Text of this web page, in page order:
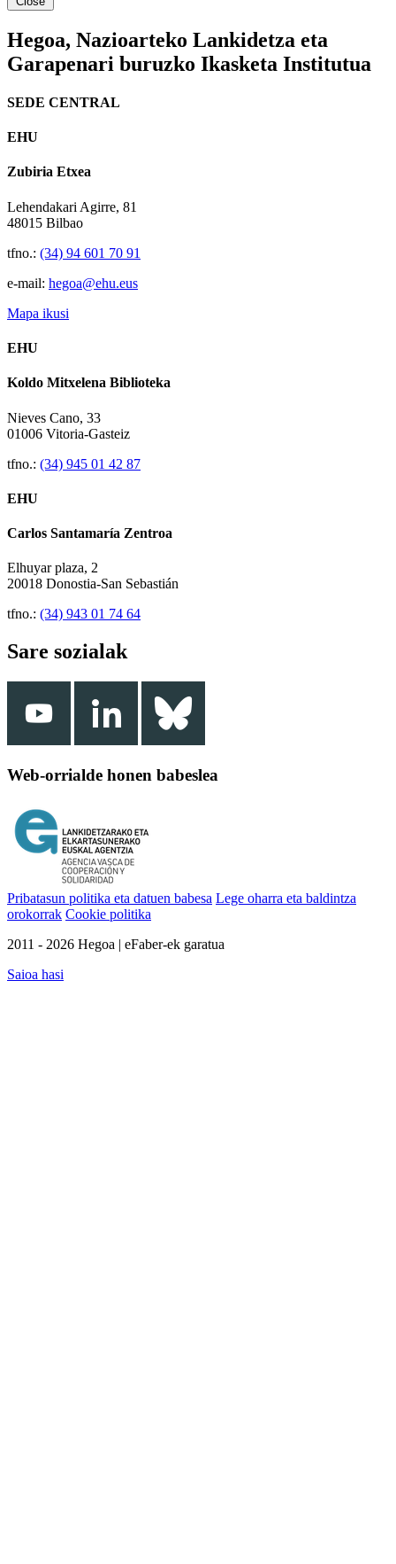
Hegoa, Nazioarteko Lankidetza eta
Garapenari buruzko Ikasketa Institutua
SEDE CENTRAL
EHU
Zubiria Etxea
Lehendakari Agirre, 81
48015 Bilbao
tfno.: (34) 94 601 70 91
e-mail: hegoa@ehu.eus
Mapa ikusi
EHU
Koldo Mitxelena Biblioteka
Nieves Cano, 33
01006 Vitoria-Gasteiz
tfno.: (34) 945 01 42 87
EHU
Carlos Santamaría Zentroa
Elhuyar plaza, 2
20018 Donostia-San Sebastián
tfno.: (34) 943 01 74 64
Sare sozialak
Web-orrialde honen babeslea
Pribatasun politika eta datuen babesa Lege oharra eta baldintza
orokorrak Cookie politika
2011 - 2026 Hegoa | eFaber-ek garatua
Saioa hasi